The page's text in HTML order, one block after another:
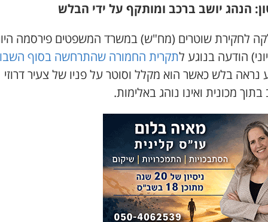
הנהג יושב ברכב ומותקף על ידי הבלש
לחקירת שוטרים (מח"ש) במשרד המשפטים פירסמה
תקרית החמורה שהתרחשה בסוף
נראה בלש כאשר הוא מקלל וסוטר על פניו של צעיר דרוזי
מכונית ואינו נוהג באלימות.